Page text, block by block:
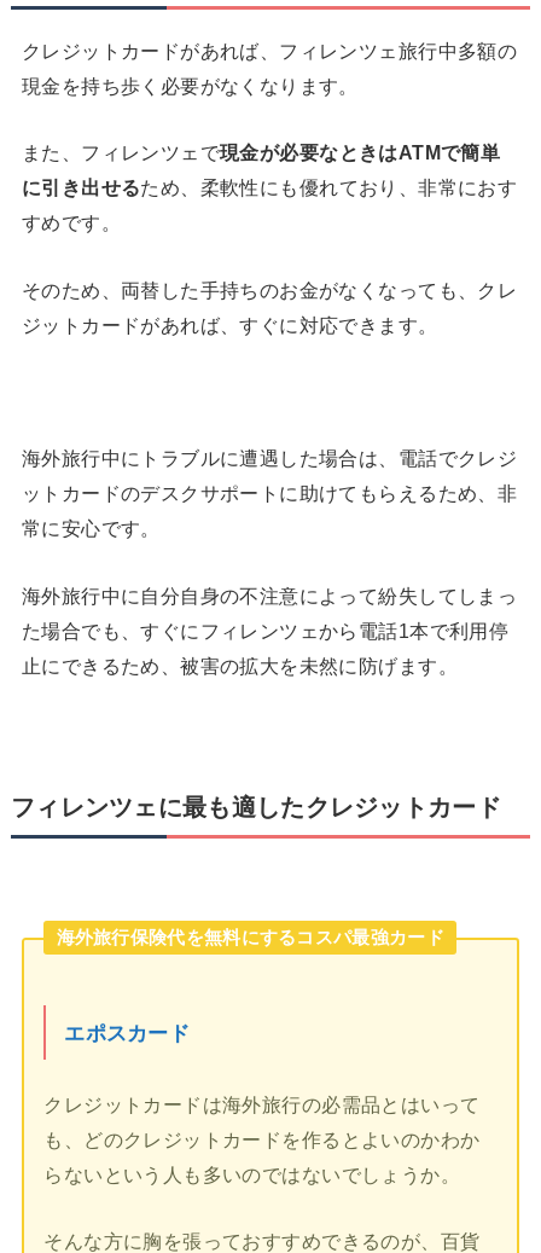
クレジットカードがあれば、フィレンツェ旅行中多額の
現金を持ち歩く必要がなくなります。
また、フィレンツェで現金が必要なときはATMで簡単
に引き出せるため、柔軟性にも優れており、非常におす
すめです。
そのため、両替した手持ちのお金がなくなっても、クレ
ジットカードがあれば、すぐに対応できます。
海外旅行中にトラブルに遭遇した場合は、電話でクレジ
ットカードのデスクサポートに助けてもらえるため、非
常に安心です。
海外旅行中に自分自身の不注意によって紛失してしまっ
た場合でも、すぐにフィレンツェから電話1本で利用停
止にできるため、被害の拡大を未然に防げます。
フィレンツェに最も適したクレジットカード
海外旅行保険代を無料にするコスパ最強カード
エポスカード
クレジットカードは海外旅行の必需品とはいって
も、どのクレジットカードを作るとよいのかわか
らないという人も多いのではないでしょうか。
そんな方に胸を張っておすすめできるのが、百貨